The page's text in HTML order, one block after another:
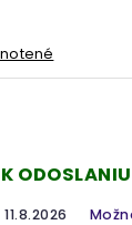
ODOSLANIU
11.8.2026